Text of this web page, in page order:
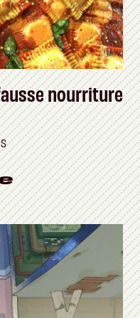
nourriture